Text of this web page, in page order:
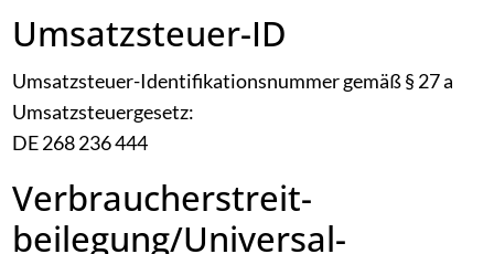
Umsatzsteuer-ID
Umsatzsteuer-Identifikationsnummer gemäß § 27 a
Umsatzsteuergesetz:
DE 268 236 444
Verbraucher­streit­
beilegung/Universal­